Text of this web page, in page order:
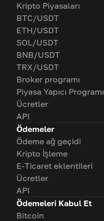
Kripto Piyasaları
BTC/USDT
ETH/USDT
SOL/USDT
BNB/USDT
TRX/USDT
Broker programı
Piyasa Yapıcı Programı
Ücretler
API
Ödemeler
Ödeme ağ geçidi
Kripto İşleme
E-Ticaret eklentileri
Ücretler
API
Ödemeleri Kabul Et
Bitcoin